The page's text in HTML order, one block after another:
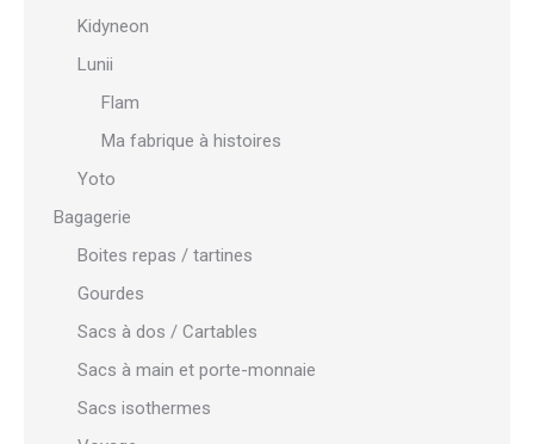
Kidyneon
Lunii
Flam
Ma fabrique à histoires
Yoto
Bagagerie
Boites repas / tartines
Gourdes
Sacs à dos / Cartables
Sacs à main et porte-monnaie
Sacs isothermes